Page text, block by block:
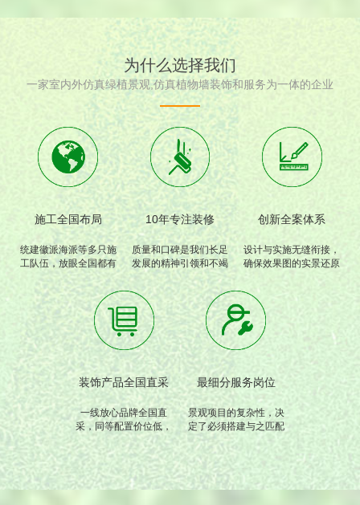
为什么选择我们
一家室内外仿真绿植景观,仿真植物墙装饰和服务为一体的企业
施工全国布局
统建徽派海派等多只施
工队伍，放眼全国都有
我们的工程和足迹。
10年专注装修
质量和口碑是我们长足
发展的精神引领和不竭
动力
创新全案体系
设计与实施无缝衔接，
确保效果图的实景还原
装饰产品全国直采
一线放心品牌全国直
采，同等配置价位低，
只为您用的放心
最细分服务岗位
景观项目的复杂性，决
定了必须搭建与之匹配
的专业技术和服务。